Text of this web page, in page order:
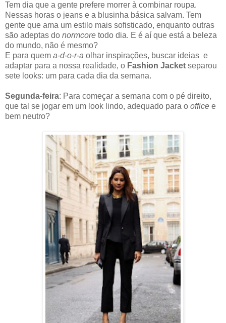
Tem dia que a gente prefere morrer à combinar roupa.
Nessas horas o jeans e a blusinha básica salvam. Tem
gente que ama um estilo mais sofisticado, enquanto outras
são adeptas do normcore todo dia. E é aí que está a beleza
do mundo, não é mesmo?
E para quem a-d-o-r-a olhar inspirações, buscar ideias e
adaptar para a nossa realidade, o Fashion Jacket separou
sete looks: um para cada dia da semana.
Segunda-feira: Para começar a semana com o pé direito,
que tal se jogar em um look lindo, adequado para o office e
bem neutro?